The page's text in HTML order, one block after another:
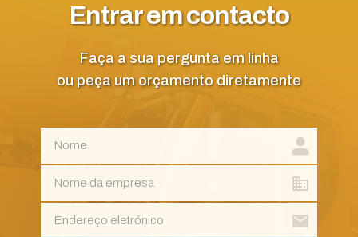
Entrar em contacto
Faça a sua pergunta em linha
ou peça um orçamento diretamente